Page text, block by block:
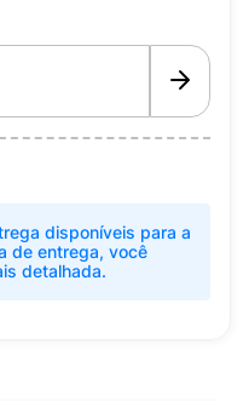
disponíveis para a
de entrega, você
detalhada.